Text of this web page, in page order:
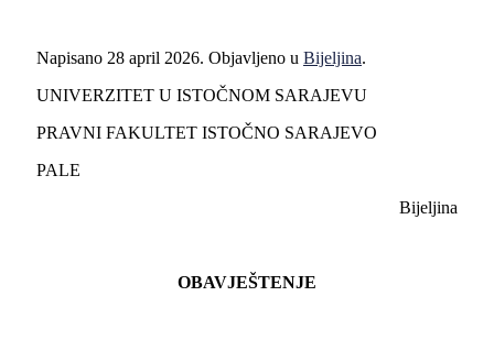
Napisano 28 april 2026. Objavljeno u Bijeljina.
UNIVERZITET U ISTOČNOM SARAJEVU
PRAVNI FAKULTET ISTOČNO SARAJEVO
PALE
Bijeljina
OBAVJEŠTENJE